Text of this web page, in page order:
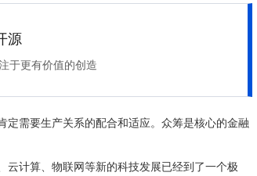
源
于更有价值的创造
需要生产关系的配合和适应。众筹是核心的金融
计算、物联网等新的科技发展已经到了一个极